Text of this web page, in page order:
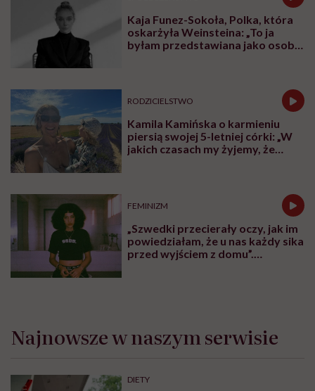
YouTube
Spotify
To również rozmowa o bardzo konkretnych
rozwiązaniach, które zmieniają polskie szpitale:
Domach Ronalda McDonalda, pokojach rodzinnych i
tysiącach łóżek dla rodziców, dzięki którym opieka nad
dziecko, wsparcia potrzebuje cała rodzina.
#Aktywistka. Sprawia, że pewne rzeczy się
może się czaić za rogiem